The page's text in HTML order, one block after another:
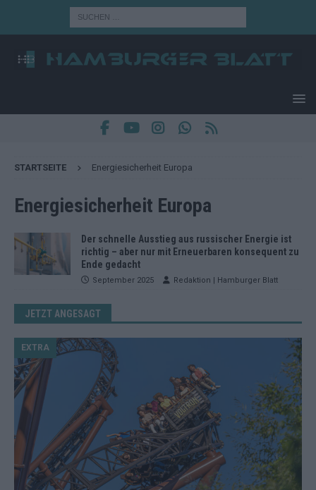
STARTSEITE Energiesicherheit Europa
Energiesicherheit Europa
Der schnelle Ausstieg aus russischer Energie ist
richtig – aber nur mit Erneuerbaren konsequent zu
Ende gedacht
September 2025 Redaktion | Hamburger Blatt
JETZT ANGESAGT
EXTRA